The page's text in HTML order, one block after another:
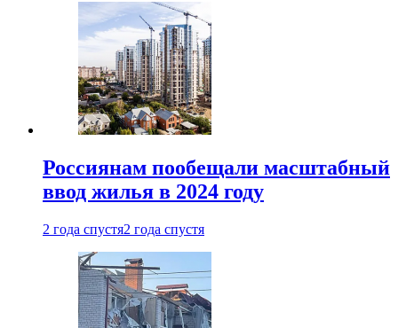
Россиянам пообещали масштабный
ввод жилья в 2024 году
2 года спустя2 года спустя